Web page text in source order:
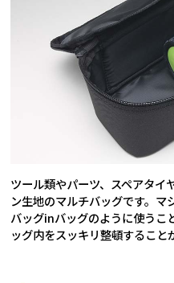
ツール類やパーツ、スペアタイ
ン生地のマルチバッグです。マ
バッグinバッグのように使うこ
ッグ内をスッキリ整頓すること